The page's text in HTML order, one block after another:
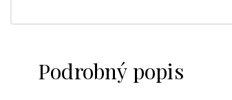
Podrobný popis